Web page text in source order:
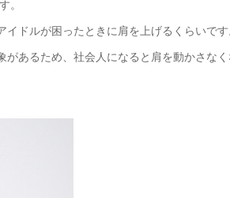
。
ドルが困ったときに肩を上げるくらいで
あるため、社会人になると肩を動かさな